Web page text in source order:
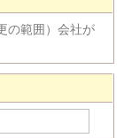
の範囲）会社が